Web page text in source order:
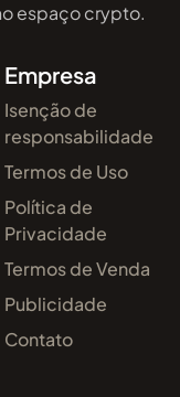
espaço crypto.
Empresa
Isenção de
responsabilidade
Termos de Uso
Política de
Privacidade
Termos de Venda
Publicidade
Contato